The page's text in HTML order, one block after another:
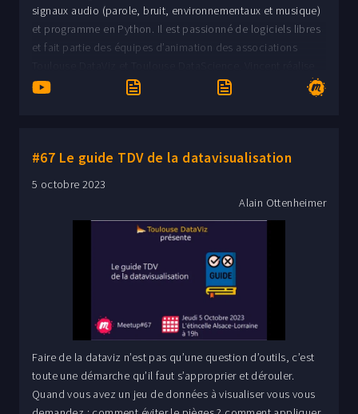
signaux audio (parole, bruit, environnementaux et musique)
et programme en Python. Il est passionné de logiciels libres
et fait partie des équipes d’animation des associations
des visualisations de données dans le cadre de ses activités
#67 Le guide TDV de la datavisualisation
5 octobre 2023
Alain Ottenheimer
Faire de la dataviz n’est pas qu’une question d’outils, c’est
toute une démarche qu’il faut s’approprier et dérouler.
Quand vous avez un jeu de données à visualiser vous vous